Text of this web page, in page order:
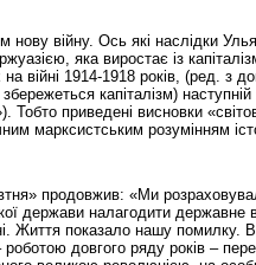
війну. Ось які наслідки
яка виростає із
війні 1914-1918 років, (ред. з
капіталізм) наступній
Тобто приведені висновки
марксистським розумінням
продовжив: «Ми
держави налагодити державне
Життя показало нашу помилку.
довгого ряду років –